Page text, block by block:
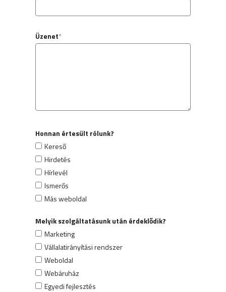
Üzenet*
Honnan értesült rólunk?
Kereső
Hirdetés
Hírlevél
Ismerős
Más weboldal
Melyik szolgáltatásunk után érdeklődik?
Marketing
Vállalatirányítási rendszer
Weboldal
Webáruház
Egyedi fejlesztés